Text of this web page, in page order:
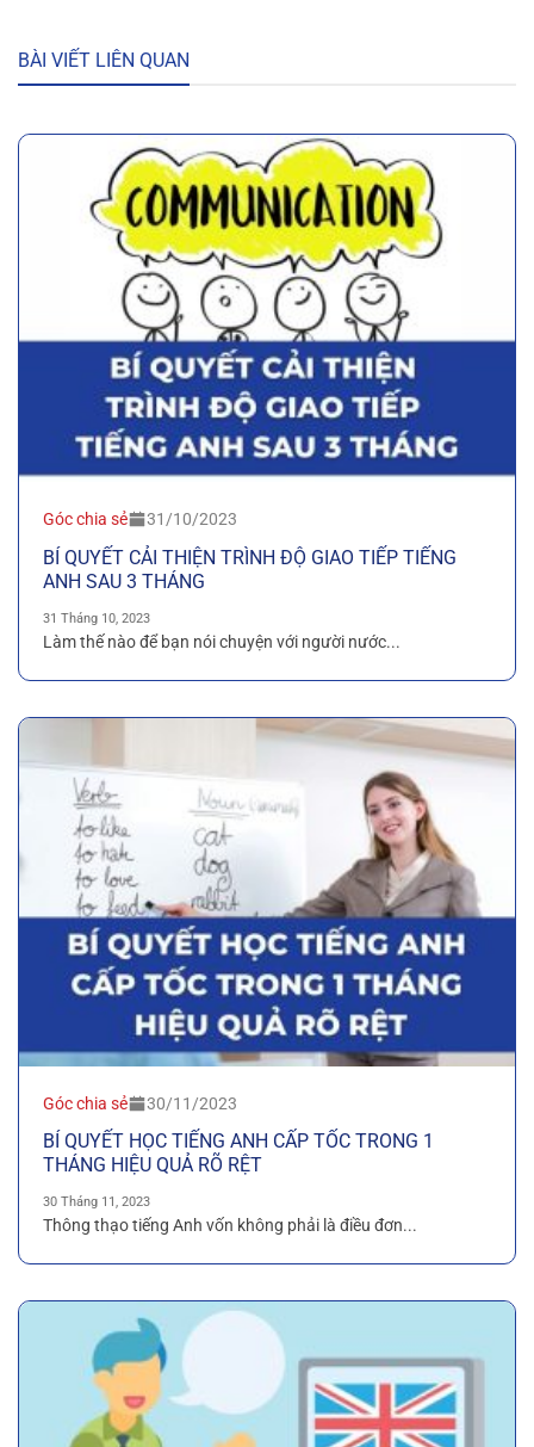
BÀI VIẾT LIÊN QUAN
Góc chia sẻ 31/10/2023
BÍ QUYẾT CẢI THIỆN TRÌNH ĐỘ GIAO TIẾP TIẾNG
ANH SAU 3 THÁNG
31 Tháng 10, 2023
Làm thế nào để bạn nói chuyện với người nước...
Góc chia sẻ 30/11/2023
BÍ QUYẾT HỌC TIẾNG ANH CẤP TỐC TRONG 1
THÁNG HIỆU QUẢ RÕ RỆT
30 Tháng 11, 2023
Thông thạo tiếng Anh vốn không phải là điều đơn...